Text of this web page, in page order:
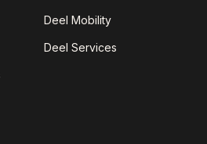
Deel Mobility
Deel Services